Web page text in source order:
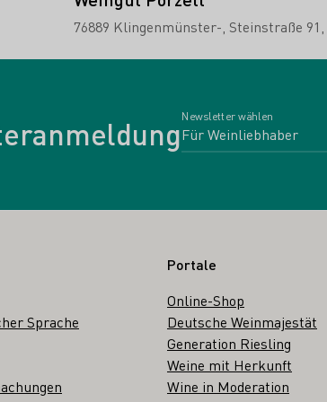
76889 Klingenmünster- Steinstraße 91
Newsletter wählen
Sprache
Portale
Online-Shop
Deutsche Weinmajestät
Generation Riesling
Weine mit Herkunft
Wine in Moderation